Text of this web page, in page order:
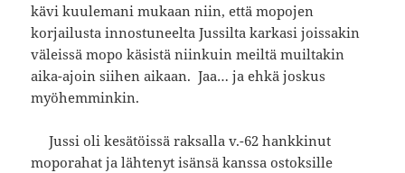
kävi kuulemani mukaan niin, että mopojen
korjailusta innostuneelta Jussilta karkasi joissakin
väleissä mopo käsistä niinkuin meiltä muiltakin
aika-ajoin siihen aikaan. Jaa… ja ehkä joskus
myöhemminkin.
Jussi oli kesätöissä raksalla v.-62 hankkinut
moporahat ja lähtenyt isänsä kanssa ostoksille